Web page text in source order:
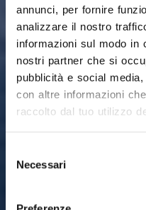
annunci, per fornire
analizzare il nostro
informazioni sul modo
nostri partner che si
pubblicità e social
con altre informazioni
raccolto dal tuo utilizzo
delNecessari